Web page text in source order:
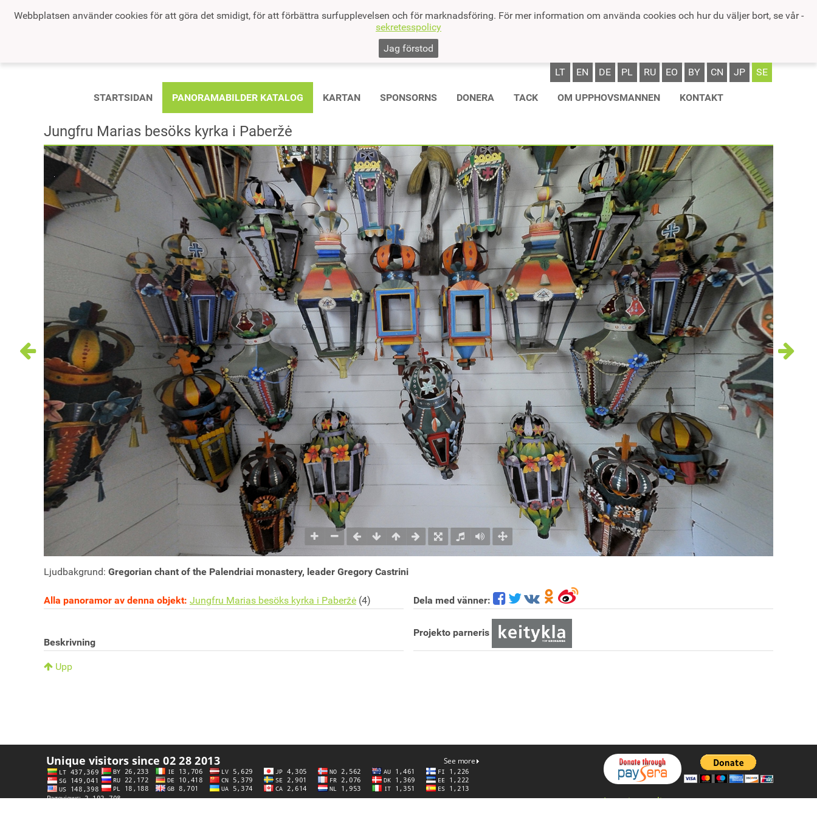
Webbplatsen använder cookies för att göra det smidigt, för att förbättra surfupplevelsen och för marknadsföring. För mer information om använda cookies och hur du väljer bort, se vår -
sekretesspolicy
Jag förstod
LT EN DE PL RU EO BY CN JP SE
STARTSIDAN PANORAMABILDER KATALOG KARTAN SPONSORNS DONERA TACK OM UPPHOVSMANNEN KONTAKT
Jungfru Marias besöks kyrka i Paberžė
Ljudbakgrund: Gregorian chant of the Palendriai monastery, leader Gregory Castrini
Dela med vänner:
Projekto parneris
Alla panoramor av denna objekt: Jungfru Marias besöks kyrka i Paberžė (4)
Beskrivning
Upp
Integritetspolicy